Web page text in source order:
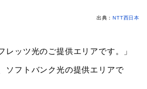
出典：NTT西日本
レッツ光のご提供エリアです。」
ソフトバンク光の提供エリアで